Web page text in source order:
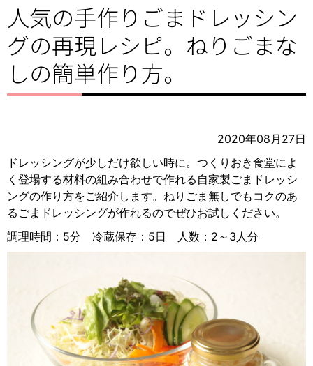
人気の手作りごまドレッシン
グの再現レシピ。ねりごまな
しの簡単作り方。
2020年08月27日
ドレッシングが少しだけ欲しい時に。つくりおき食堂によ
く登場する材料の組み合わせで作れる自家製ごまドレッシ
ングの作り方をご紹介します。ねりごま無しでもコクのあ
るごまドレッシングが作れるのでぜひお試しください。
調理時間：5分 冷蔵保存：5日 人数：2～3人分